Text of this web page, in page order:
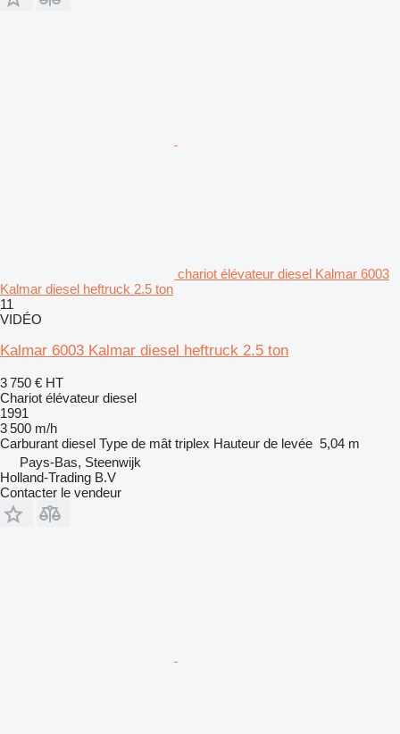
chariot élévateur diesel Kalmar 6003
Kalmar diesel heftruck 2.5 ton
11
VIDÉO
Kalmar 6003 Kalmar diesel heftruck 2.5 ton
3 750 € HT
Chariot élévateur diesel
1991
3 500 m/h
Carburant diesel Type de mât triplex Hauteur de levée 5,04 m
Pays-Bas, Steenwijk
Holland-Trading B.V
Contacter le vendeur